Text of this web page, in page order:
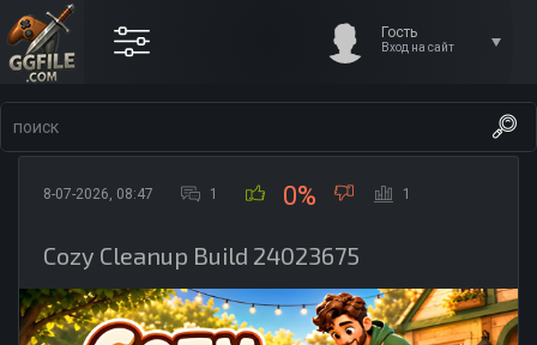
Гость
Вход на сайт
8-07-2026, 08:47 1 0% 1
Cozy Cleanup Build 24023675